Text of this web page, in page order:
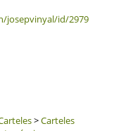
josepvinyal/id/2979
>Carteles